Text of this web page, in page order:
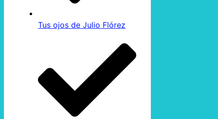
Tus ojos de Julio Flórez